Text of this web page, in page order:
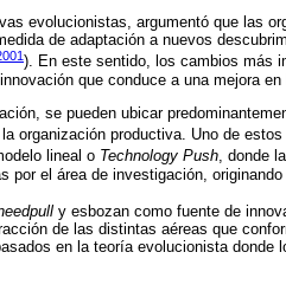
evolucionistas, argumentó que las
de adaptación a nuevos
). En este sentido, los cambios más
que conduce a una mejora
se pueden ubicar
organización productiva. Uno de
lineal o Technology Push, donde
el área de investigación,
y esbozan como fuente de
de las distintas aéreas que
en la teoría evolucionista donde